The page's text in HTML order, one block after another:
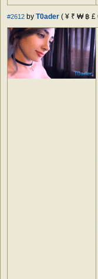
#2612 by T0ader ( ¥ ₹ ₩ ฿ £